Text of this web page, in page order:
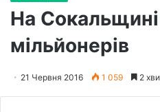
На Сокальщині
мільйонерів
21 Червня 2016 1 059 2